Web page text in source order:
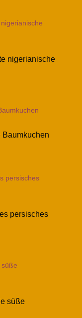
nigerianische
Baumkuchen
persisches
süße